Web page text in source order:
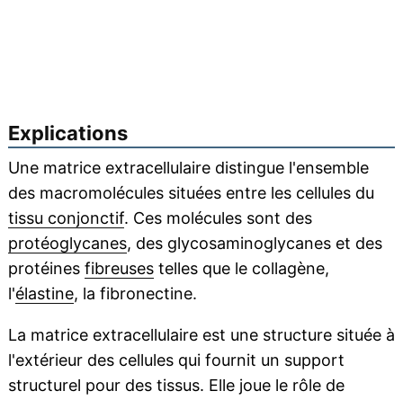
Explications
Une matrice extracellulaire distingue l'ensemble
des macromolécules situées entre les cellules du
tissu conjonctif. Ces molécules sont des
protéoglycanes, des glycosaminoglycanes et des
protéines fibreusestelles que le collagène,
l'élastine, la fibronectine.
La matrice extracellulaire est une structure située à
l'extérieur des cellules qui fournit un support
structurel pour des tissus. Elle joue le rôle de